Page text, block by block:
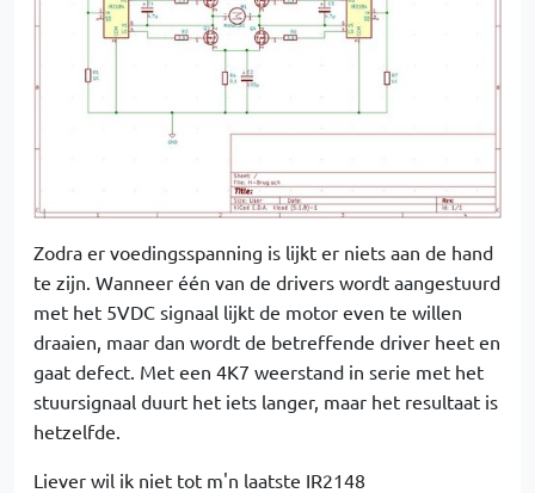
Zodra er voedingsspanning is lijkt er niets aan de hand
te zijn. Wanneer één van de drivers wordt aangestuurd
met het 5VDC signaal lijkt de motor even te willen
draaien, maar dan wordt de betreffende driver heet en
gaat defect. Met een 4K7 weerstand in serie met het
stuursignaal duurt het iets langer, maar het resultaat is
hetzelfde.
Liever wil ik niet tot m'n laatste IR2148